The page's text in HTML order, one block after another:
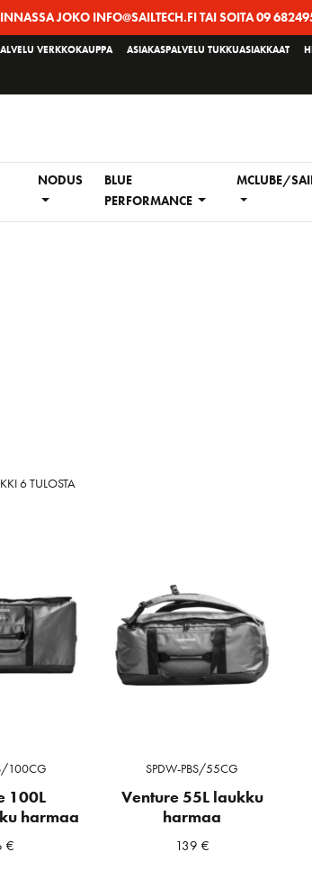
JOKO INFO@SAILTECH.FI TAI SOITA 09
VERKKOKAUPPA ASIAKASPALVELU TUKKUASIAKKAAT
NODUS
BLUE
PERFORMANCE
MCLUBE/
6 TULOSTA
100CG
100L
harmaa
€
SPDW-PBS/55CG
Venture 55L laukku
harmaa
139 €